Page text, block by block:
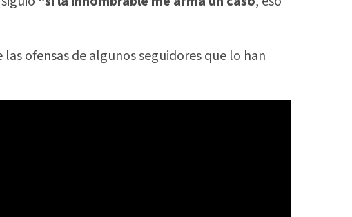
ofensas de algunos seguidores que lo han